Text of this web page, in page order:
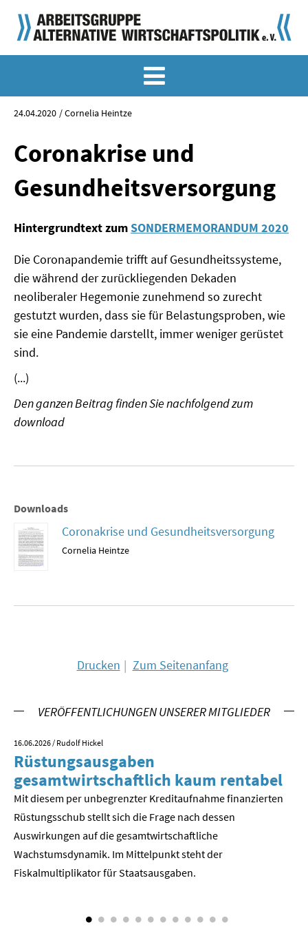
KLASSIKER
SONDERVERÖFFENTLICHUNGEN
LANGFASSUNGEN ZU DEN MEMORANDEN
MATERIALIEN
MATERIALIEN ZU DEN MEMORANDEN
MATERIALIEN ZUR SOMMERSCHULE
MEMO-FORUM
SOMMERSCHULE 2025
SOMMERSCHULE 2022
SOMMERSCHULE 2021
SOMMERSCHULE 2017
SOMMERSCHULE 2016
SOMMERSCHULE 2015
SOMMERSCHULE 2014
SOMMERSCHULE 2013
SOMMERSCHULE 2012
SOMMERSCHULE 2011
24.04.2020 Cornelia Heintze
Coronakrise und
Gesundheitsversorgung
Hintergrundtext zumSONDERMEMORANDUM 2020
Die Coronapandemie trifft auf Gesundheitssysteme,
die während der zurückliegenden Dekaden
neoliberaler Hegemonie zunehmend so zurecht
gestutzt wurden, dass sie für Belastungsproben, wie
sie eine Pandemie darstellt, immer weniger gerüstet
sind.
(...)
Den ganzen Beitrag finden Sie nachfolgend zum
download
Downloads
Coronakrise und Gesundheitsversorgung
Cornelia Heintze
Drucken Zum Seitenanfang
VERÖFFENTLICHUNGEN UNSERER MITGLIEDER
16.06.2026 / Rudolf Hickel
Rüstungsausgaben
gesamtwirtschaftlich kaum rentabel
Mit diesem per unbegrenzter Kreditaufnahme finanzierten
Rüstungsschub stellt sich die Frage nach dessen
Auswirkungen auf die gesamtwirtschaftli­che
Wachstumsdynamik. Im Mittelpunkt steht der
Fiskalmultiplikator für Staatsausgaben.